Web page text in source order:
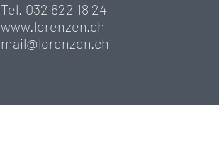
Tel. 032 622 18 24
www.lorenzen.ch
mail@lorenzen.ch